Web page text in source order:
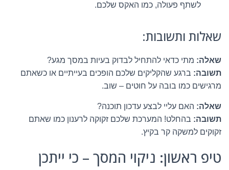
לשתף פעולה, כמו האקס שלכם.
שאלות ותשובות:
שאלה: מתי כדאי להתחיל לבדוק בעיות במסך מגע?
תשובה: ברגע שהקליקים שלכם הופכים בעייתיים או כשאתם
מרגישים כמו בובה על חוטים – שוב.
שאלה: האם עליי לבצע עדכון תוכנה?
תשובה: בהחלט! המערכת שלכם זקוקה לרענון כמו שאתם
זקוקים למשקה קר בקיץ.
טיפ ראשון: ניקוי המסך – כי ייתכן